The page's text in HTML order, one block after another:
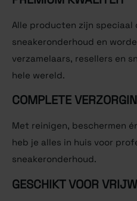
Alle producten zijn speciaal
sneakeronderhoud en
verzamelaars, resellers en
hele wereld.
COMPLETE
Met reinigen, beschermen
heb je alles in huis voor
sneakeronderhoud.
GESCHIKT VOOR